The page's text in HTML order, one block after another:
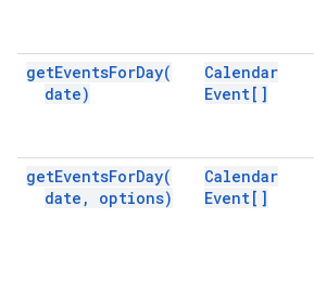
getEventsForDay(
date)
Calendar
Event[]
getEventsForDay(
date , options)
Calendar
Event[]